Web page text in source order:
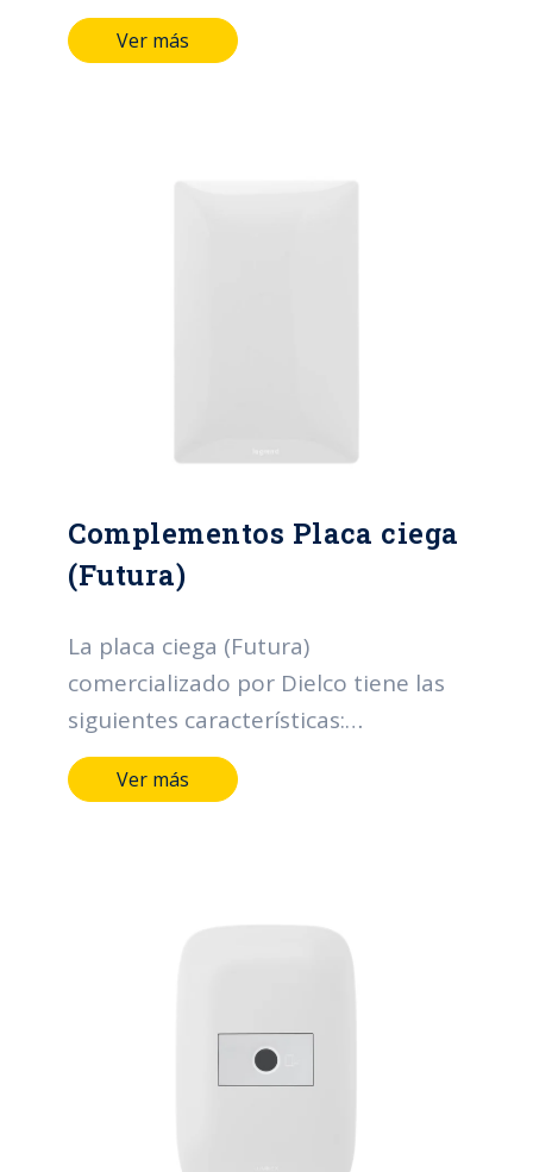
Terminales y medios de conducción
de aleación de cobre. Marcación
Ver más
Complementos Placa ciega
(Futura)
La placa ciega (Futura)
comercializado por Dielco tiene las
siguientes características:
Terminales y medios de conducción
de aleación de cobre. Marcación
Ver más